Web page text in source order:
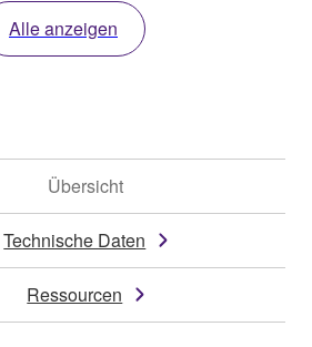
Alle anzeigen
Übersicht
Technische Daten
Ressourcen